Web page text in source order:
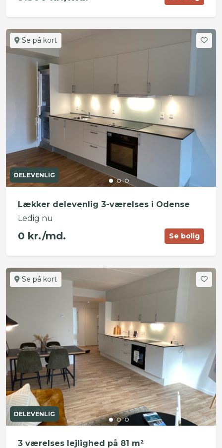
Se på kort
DELEVENLIG
Lækker delevenlig 3-værelses i Odense
Ledig nu
0 kr./md. Se bolig
Se på kort
DELEVENLIG
3 værelses lejlighed på 81 m²